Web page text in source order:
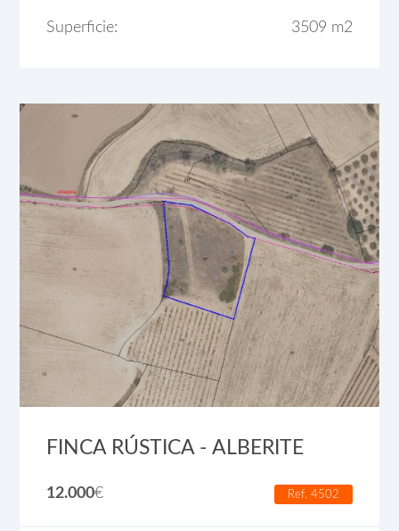
Superficie: 3509 m2
FINCA RÚSTICA - ALBERITE
12.000€ Ref. 4502